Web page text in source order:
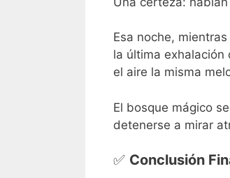
Esa noche,
la última exhalación
el aire la misma
El bosque mágico
detenerse a mirar
✅ Conclusión